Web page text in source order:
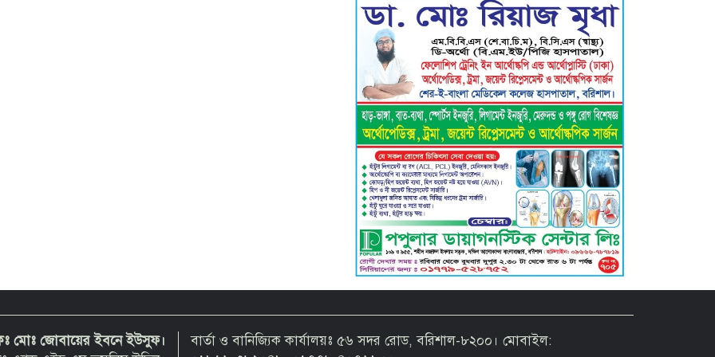
বরিশাল ক্লাবের সভাপতি নির্বাচিত
হওয়ায় এ্যাডঃ মুজিবুর রহমান সরোয়ার
কে ফুলেল শুভেচ্ছা”
গৌরনদী প্রেসক্লাবের সাধারণ সম্পাদক
এস. এম. জুলফিকারের ওপর অতর্কিত
হামলা: তীব্র নিন্দা ও শাস্তির দাবি
মোঃ জোবায়ের ইবনে ইউসুফ।
বার্তা ও বানিজ্যিক কার্যালয়ঃ ৫৬ সদর রোড, বরিশাল-৮২০০। মোবাইল: